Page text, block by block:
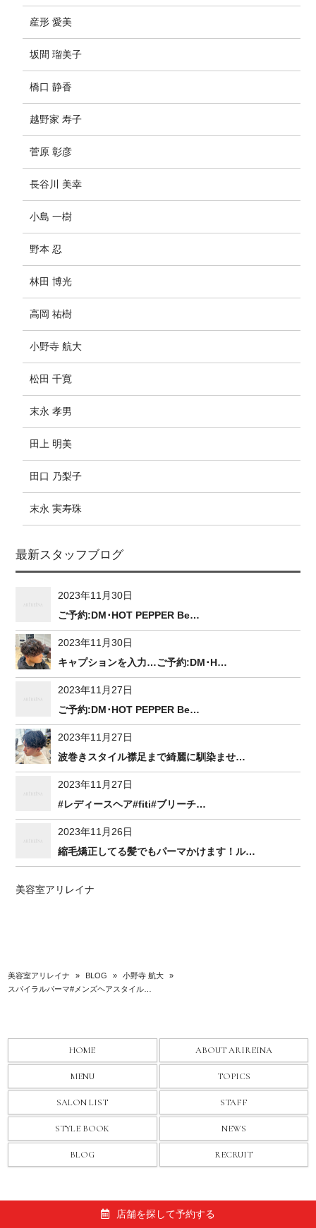
店舗を探して予約する
産形 愛美
坂間 瑠美子
橋口 静香
越野家 寿子
菅原 彰彦
長谷川 美幸
小島 一樹
野本 忍
林田 博光
高岡 祐樹
小野寺 航大
松田 千寛
末永 孝男
田上 明美
田口 乃梨子
末永 実寿珠
最新スタッフブログ
2023年11月30日
ご予約:DM･HOT PEPPER Be…
2023年11月30日
キャプションを入力…ご予約:DM･H…
2023年11月27日
ご予約:DM･HOT PEPPER Be…
2023年11月27日
波巻きスタイル襟足まで綺麗に馴染ませ…
2023年11月27日
#レディースヘア#fiti#ブリーチ…
2023年11月26日
縮毛矯正してる髪でもパーマかけます！ル…
美容室アリレイナ
美容室アリレイナ » BLOG » 小野寺 航大
»
スパイラルパーマ#メンズヘアスタイル…
HOME ABOUT ARIREINA
MENU TOPICS
SALON LIST STAFF
STYLE BOOK NEWS
BLOG RECRUIT
© 2026 美容室アリレイナ All rights Reserved.